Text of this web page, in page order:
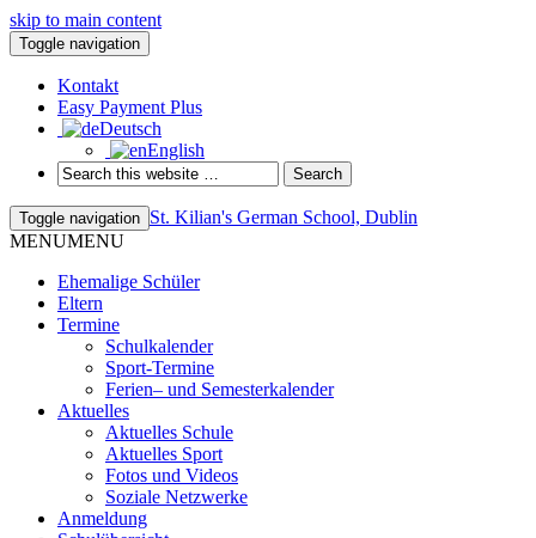
skip to main content
Toggle navigation
Kontakt
Easy Payment Plus
Deutsch
English
Toggle navigation St. Kilian's German School, Dublin
MENUMENU
Ehemalige Schüler
Eltern
Termine
Schulkalender
Sport-Termine
Ferien– und Semesterkalender
Aktuelles
Aktuelles Schule
Aktuelles Sport
Fotos und Videos
Soziale Netzwerke
Anmeldung